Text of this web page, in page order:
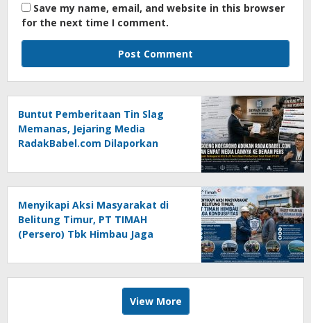
Save my name, email, and website in this browser
for the next time I comment.
Buntut Pemberitaan Tin Slag
Memanas, Jejaring Media
RadakBabel.com Dilaporkan
Pers
Menyikapi Aksi Masyarakat di
Belitung Timur, PT TIMAH
(Persero) Tbk Himbau Jaga
View More